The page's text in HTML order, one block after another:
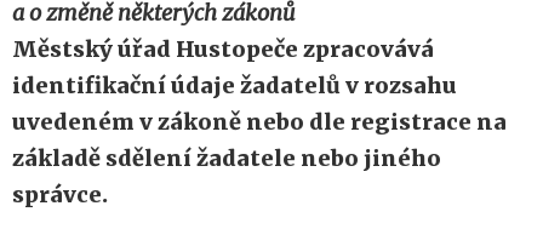
a o změně některých zákonů
Městský úřad Hustopeče zpracovává
identifikační údaje žadatelů v rozsahu
uvedeném v zákoně nebo dle registrace na
základě sdělení žadatele nebo jiného
správce.